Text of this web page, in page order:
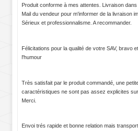
Produit conforme à mes attentes. Livraison
Mail du vendeur pour m'informer de la livraison
Sérieux et professionnalisme. A recommander.
Félicitations pour la qualité de votre SAV, bravo
l'humour
Très satisfait par le produit commandé, une
caractéristiques ne sont pas assez explicites
Merci.
Envoi trés rapide et bonne relation mais